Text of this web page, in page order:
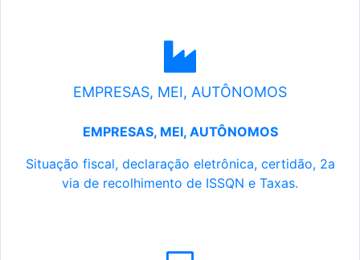
EMPRESAS, MEI, AUTÔNOMOS
EMPRESAS, MEI, AUTÔNOMOS
Situação fiscal, declaração eletrônica, certidão, 2a
via de recolhimento de ISSQN e Taxas.